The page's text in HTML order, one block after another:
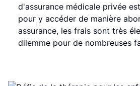
d'assurance médicale privée
pour y accéder de manière
assurance, les frais sont très
dilemme pour de nombreuses